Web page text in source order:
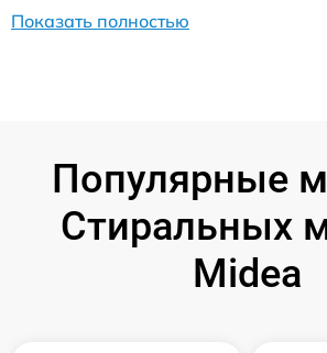
Показать полностью
Популярные
Стиральных
Midea